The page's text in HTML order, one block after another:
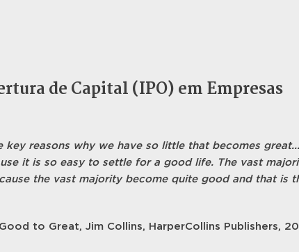
de Capital (IPO) em Empresas
reasons why we have so little that becomes great...
it is so easy to settle for a good life. The vast
the vast majority become quite good and that is
to Great, Jim Collins, HarperCollins Publishers,